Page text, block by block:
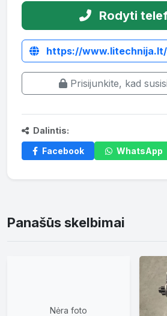
Rodyti
https://www.litechnija.lt/lt/hinomoto/5535-hinomoto-
Prisijunkite, kad
Dalintis:
Facebook
WhatsApp
Panašūs skelbimai
Nėra foto